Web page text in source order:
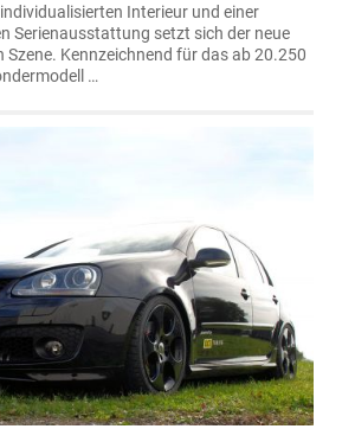
Interieur und einer
Serienausstattung setzt sich der neue
Szene. Kennzeichnend für das ab 20.250
…